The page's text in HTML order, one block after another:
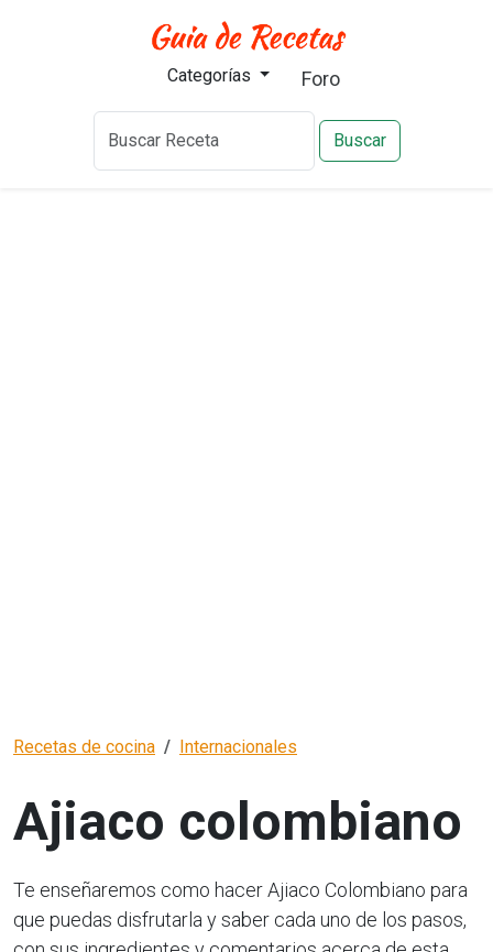
Categorías Foro
Buscar
Recetas de cocina Internacionales
Ajiaco colombiano
Te enseñaremos como hacer Ajiaco Colombiano para
que puedas disfrutarla y saber cada uno de los pasos,